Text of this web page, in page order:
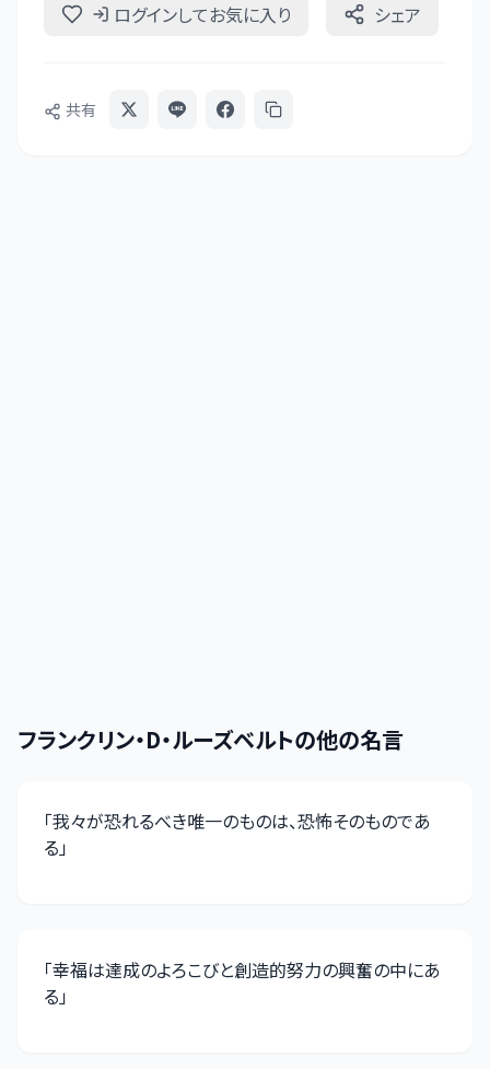
ログインしてお気に入り シェア
共有
フランクリン・D・ルーズベルトの他の名言
「我々が恐れるべき唯一のものは、恐怖そのものであ
る」
「幸福は達成のよろこびと創造的努力の興奮の中にあ
る」